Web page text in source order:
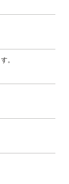
。